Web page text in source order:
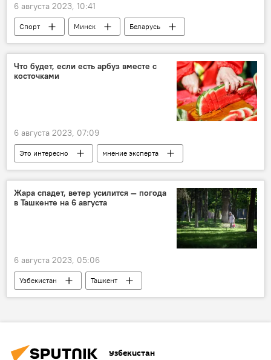
6 августа 2023, 10:41
Спорт Минск
Беларусь
Узбекистан
II Игры стран СНГ
Тяжелая атлетика
дзюдо
Греко-римская борьба
Что будет, если есть арбуз вместе с
косточками
6 августа 2023, 07:09
Это интересно
мнение эксперта
здоровье
заболевания
арбуз
питание
Жара спадет, ветер усилится — погода
в Ташкенте на 6 августа
6 августа 2023, 05:06
Узбекистан
Ташкент
прогноз погоды
Узбекистан